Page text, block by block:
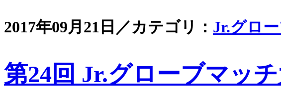
2017年09月21日／カテゴリ： Jr.グロ
第24回 Jr.グローブマッ